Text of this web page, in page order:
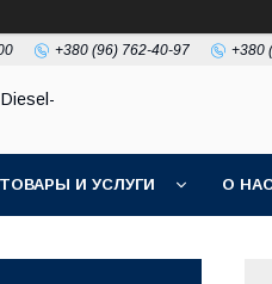
+380 (96) 762-40-97 +380
ТОВАРЫ И УСЛУГИ О